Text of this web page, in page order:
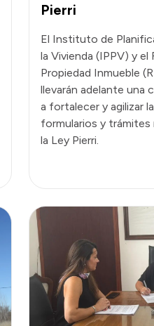
Pierri
El Instituto de
la Vivienda (IPPV) y el
Propiedad Inmueble
llevarán adelante una
a fortalecer y agilizar
formularios y trámites
la Ley Pierri.